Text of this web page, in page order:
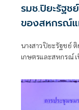
รมช.ปิยะรัฐช
ของสหกรณ์
เปลี่ยนผ่านย
นางสาวปิยะรัฐชย์
เกษตรและสหกรณ์
ทุนหมุนเวียนจากก
พร้อมปล่อยขบวน
สุวรรณภูมิ จำกัด จ